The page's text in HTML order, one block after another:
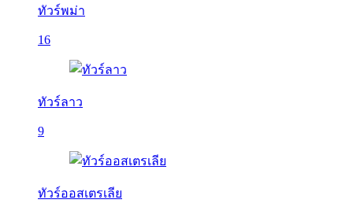
ทัวร์พม่า
16
ทัวร์ลาว
9
ทัวร์ออสเตรเลีย